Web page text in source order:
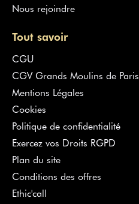
Nous rejoindre
Tout savoir
CGU
CGV Grands Moulins de Paris
Mentions Légales
Cookies
Politique de confidentialité
Exercez vos Droits RGPD
Plan du site
Conditions des offres
Ethic'call